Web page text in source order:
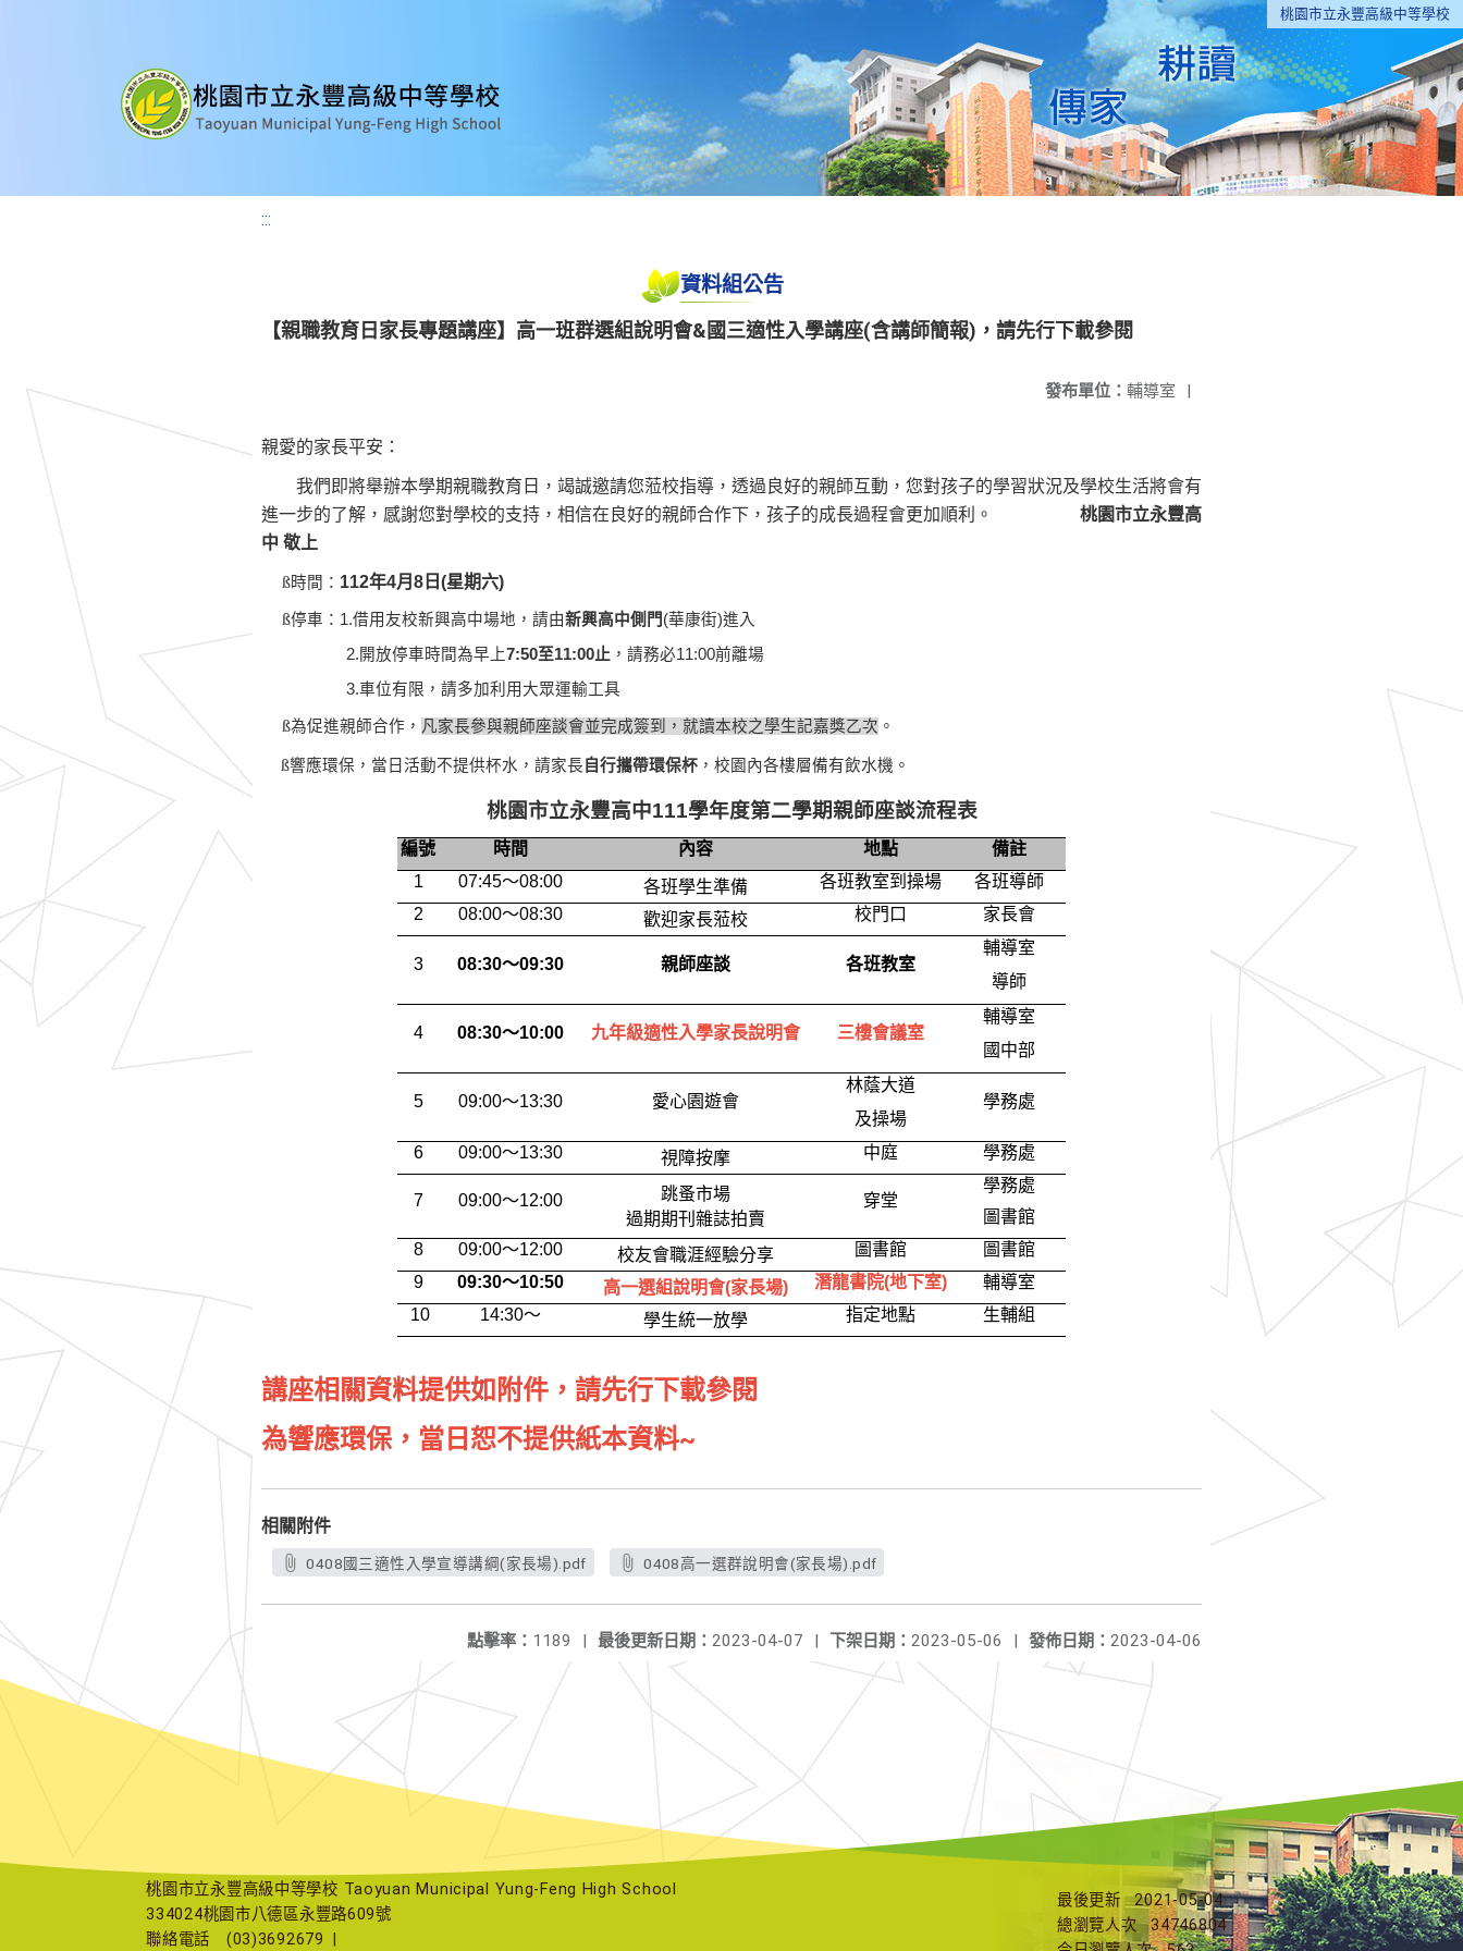
桃園市立永豐高級中等學校
:::
資料組公告
【親職教育日家長專題講座】高一班群選組說明會&國三適性入學講座(含講師簡報)，請先行下載參閱
發布單位： 輔導室 |
親愛的家長平安：
我們即將舉辦本學期親職教育日，竭誠邀請您蒞校指導，透過良好的親師互動，您對孩子的學習狀況及學校生活將會有
進一步的了解，感謝您對學校的支持，相信在良好的親師合作下，孩子的成長過程會更加順利。 桃園市立永豐高
中 敬上
ß時間： 112年4月8日(星期六)
ß停車：1.借用友校新興高中場地，請由新興高中側門(華康街)進入
2.開放停車時間為早上7:50至11:00止 ，請務必11:00前離場
3.車位有限，請多加利用大眾運輸工具
ß為促進親師合作， 凡家長參與親師座談會並完成簽到，就讀本校之學生記嘉獎乙次 。
ß響應環保，當日活動不提供杯水，請家長 自行攜帶環保杯 ，校園內各樓層備有飲水機。
桃園市立永豐高中111學年度第二學期親師座談流程表
編號 時間 內容 地點
備註
1
07:45～08:00 各班學生準備 各班教室到操場
各班導師
2
08:00～08:30 歡迎家長蒞校 校門口 家長會
3 08:30～09:30 親師座談 各班教室
輔導室
導師
4 08:30～10:00 九年級適性入學家長說明會 三樓會議室
輔導室
國中部
5 09:00～13:30 愛心園遊會
林蔭大道
及操場
學務處
6 09:00～13:30 視障按摩 中庭 學務處
7 09:00～12:00
跳蚤市場
過期期刊雜誌拍賣
穿堂
學務處
圖書館
8
09:00～12:00 校友會職涯經驗分享 圖書館
圖書館
9
09:30～10:50 高一選組說明會(家長場) 潛龍書院(地下室)
輔導室
10
14:30～ 學生統一放學 指定地點 生輔組
講座相關資料提供如附件，請先行下載參閱
為響應環保，當日恕不提供紙本資料~
相關附件
0408國三適性入學宣導講綱(家長場).pdf 0408高一選群說明會(家長場).pdf
發佈日期： 2023-04-06
下架日期： 2023-05-06 |
最後更新日期： 2023-04-07 |
點擊率： 1189 |
桃園市立永豐高級中等學校 Taoyuan Municipal Yung-Feng High School
334024桃園市八德區永豐路609號
聯絡電話
(03)3692679
最後更新
2021-05-04
總瀏覽人次
34746804